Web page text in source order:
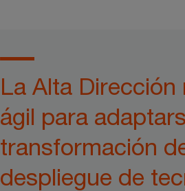
La Alta
ágil para
transformación
despliegue de